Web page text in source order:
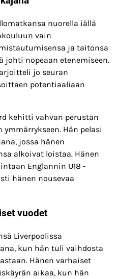
nuorella iällä
vain
ja taitonsa
nopeaan etenemiseen.
jo seuran
potentiaaliaan
kehitti vahvan perustan
Hän pelasi
jossa hänen
alkoivat loistaa. Hänen
Englannin U18 -
hänen nousevaa
vuodet
Liverpoolissa
kun hän tuli vaihdosta
Hänen varhaiset
aikaa, kun hän